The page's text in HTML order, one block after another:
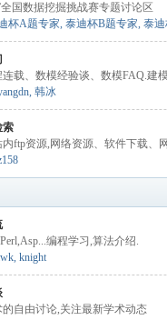
全国数据挖掘挑战赛专题讨论区
杯A题专家, 泰迪杯B题专家, 泰迪
载、数模经验谈、数模FAQ.建
, 韩冰
索
ftp资源,网络资源、软件下载、
编程学习,算法介绍.
, knight
自由讨论,关注最新学术动态